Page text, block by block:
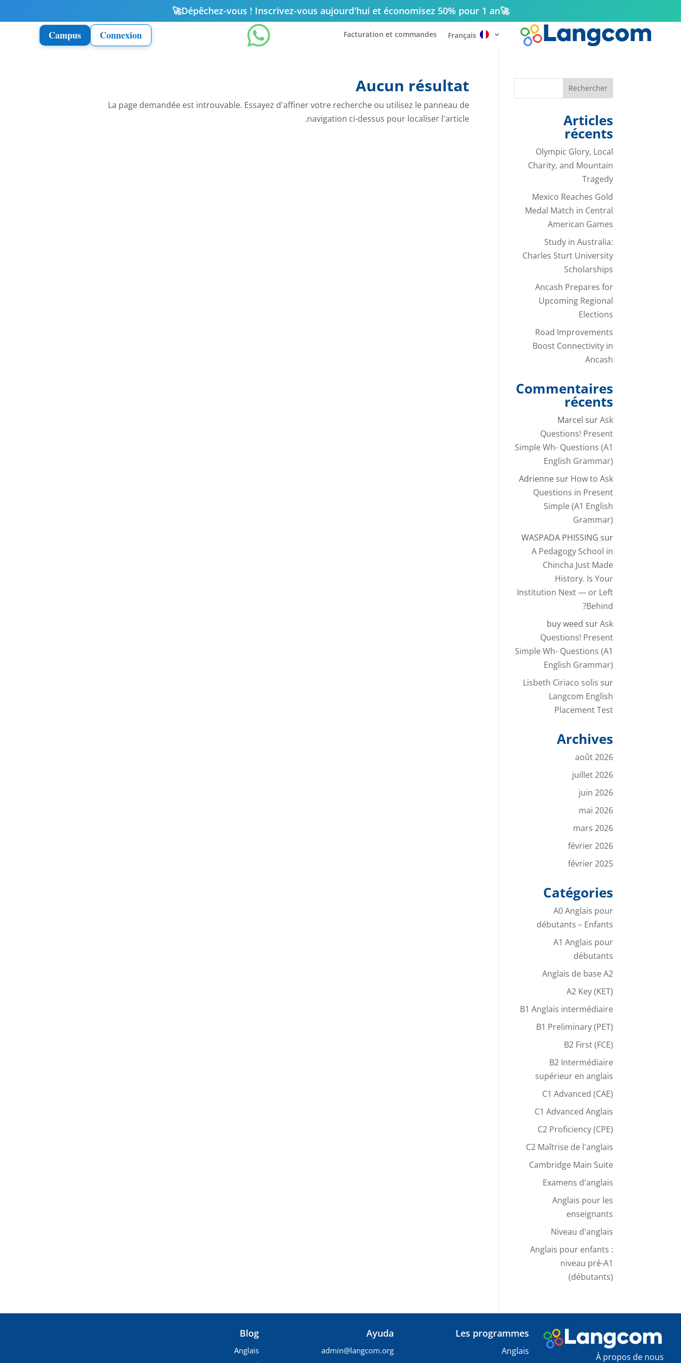
🚀
Dépêchez-vous ! Inscrivez-vous aujourd'hui et économisez 50% pour 1 an
🚀
Français
Facturation et commandes

Connexion
Campus
Aucun résultat
La page demandée est introuvable. Essayez d'affiner votre recherche ou utilisez le panneau de
navigation ci-dessus pour localiser l'article.
Rechercher
Articles
récents
Olympic Glory, Local
Charity, and Mountain
Tragedy
Mexico Reaches Gold
Medal Match in Central
American Games
Study in Australia:
Charles Sturt University
Scholarships
Ancash Prepares for
Upcoming Regional
Elections
Road Improvements
Boost Connectivity in
Ancash
Commentaires
récents
Marcel surAsk
Questions! Present
Simple Wh- Questions (A1
English Grammar)
Adriennesur How to Ask
Questions in Present
Simple (A1 English
Grammar)
WASPADA PHISSING sur
A Pedagogy School in
Chincha Just Made
History. Is Your
Institution Next — or Left
Behind?
buy weed surAsk
Questions! Present
Simple Wh- Questions (A1
English Grammar)
Lisbeth Ciriaco solis sur
Langcom English
Placement Test
Archives
août 2026
juillet 2026
juin 2026
mai 2026
mars 2026
février 2026
février 2025
Catégories
A0 Anglais pour
débutants – Enfants
A1 Anglais pour
débutants
Anglais de base A2
A2 Key (KET)
B1 Anglais intermédiaire
B1 Preliminary (PET)
B2 First (FCE)
B2 Intermédiaire
supérieur en anglais
C1 Advanced (CAE)
C1 Advanced Anglais
C2 Proficiency (CPE)
C2 Maîtrise de l'anglais
Cambridge Main Suite
Examens d'anglais
Anglais pour les
enseignants
Niveau d'anglais
Anglais pour enfants :
niveau pré-A1
(débutants)
À propos de nous
Les programmes
Anglais
Ayuda
admin@langcom.org
Blog
Anglais